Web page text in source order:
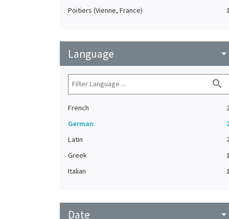
Poitiers (Vienne, France)
1
Language arrow_drop_down
search
French
German
Latin
Greek
1
Italian
1
Date arrow_drop_down